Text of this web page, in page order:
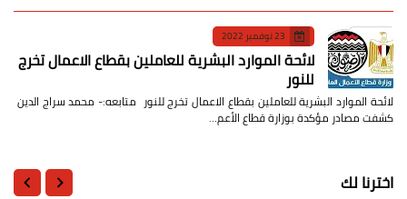
23 نوفمبر 2022
لائحة الموارد البشرية للعاملين بقطاع الاعمال تخرج
للنور
لائحة الموارد البشرية للعاملين بقطاع الاعمال تخرج للنور متابعه:- محمد سراج الدين
كشفت مصادر مؤكدة بوزارة قطاع الأعم…
اخترنا لك